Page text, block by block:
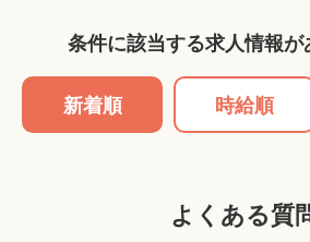
条件に該当する求人情報が
新着順 時給順
よくある質